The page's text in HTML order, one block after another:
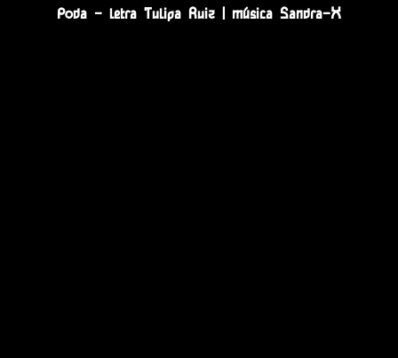
Poda - letra Tulipa Ruiz | música Sandra-X